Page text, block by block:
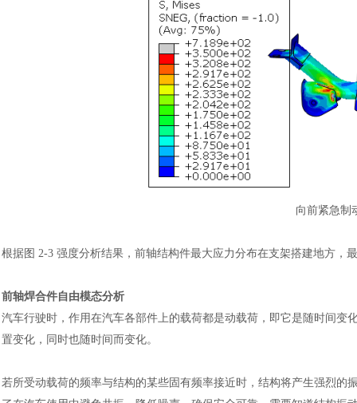
向前紧急制
根据图 2-3 强度分析结果，前轴结构件最大应力分布在支架搭建地方，
前轴焊合件自由模态分析
汽车行驶时，作用在汽车各部件上的载荷都是动载荷，即它是随时间
置变化，同时也随时间而变化。
若所受动载荷的频率与结构的某些固有频率接近时，结构将产生强烈
汽车交通